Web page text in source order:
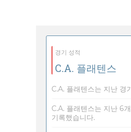
경기 성적
C.A. 플래텐스
C.A. 플래텐스는 지난 경
C.A. 플래텐스는 지난 6
기록했습니다.